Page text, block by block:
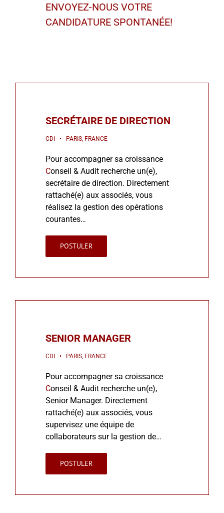
ENVOYEZ-NOUS VOTRE
CANDIDATURE SPONTANÉE!
SECRÉTAIRE DE DIRECTION
CDI • PARIS, FRANCE
Pour accompagner sa croissance
Conseil & Audit recherche un(e),
secrétaire de direction. Directement
rattaché(e) aux associés, vous
réalisez la gestion des opérations
courantes…
POSTULER
SENIOR MANAGER
CDI • PARIS, FRANCE
Pour accompagner sa croissance
Conseil & Audit recherche un(e),
Senior Manager. Directement
rattaché(e) aux associés, vous
supervisez une équipe de
collaborateurs sur la gestion de…
POSTULER